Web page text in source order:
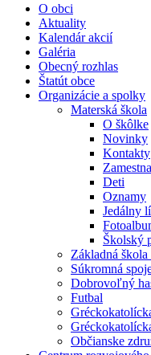
O obci
Aktuality
Kalendár akcií
Galéria
Obecný rozhlas
Štatút obce
Organizácie a spolky
Materská škola
O škôlke
Novinky
Kontakty
Deti
Oznamy
Jedálny
Školský
Základná
Súkromná
Dobrovoľný
Futbal
Občianske